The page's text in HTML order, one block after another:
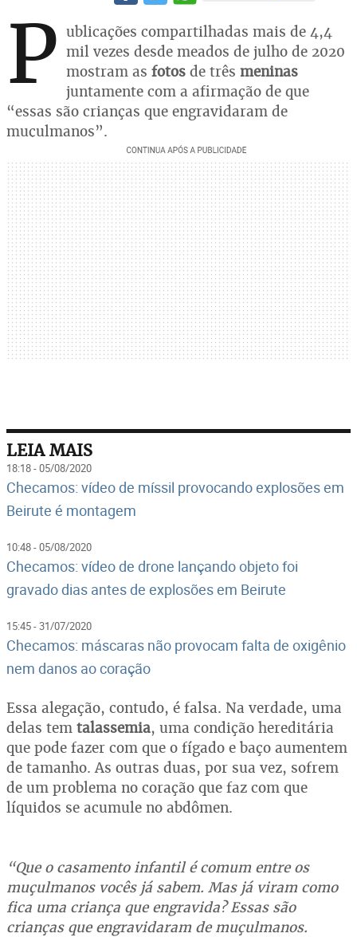
P ublicações compartilhadas mais de 4,4
mil vezes desde meados de julho de 2020
mostram as fotos de três meninas
juntamente com a afirmação de que
“essas são crianças que engravidaram de
muçulmanos”.
LEIA MAIS
18:18 - 05/08/2020
Checamos: vídeo de míssil provocando explosões em
Beirute é montagem
10:48 - 05/08/2020
Checamos: vídeo de drone lançando objeto foi
gravado dias antes de explosões em Beirute
15:45 - 31/07/2020
Checamos: máscaras não provocam falta de oxigênio
nem danos ao coração
Essa alegação, contudo, é falsa. Na verdade, uma
delas tem talassemia, uma condição hereditária
que pode fazer com que o fígado e baço aumentem
de tamanho. As outras duas, por sua vez, sofrem
de um problema no coração que faz com que
líquidos se acumule no abdômen.
“Que o casamento infantil é comum entre os
muçulmanos vocês já sabem. Mas já viram como
fica uma criança que engravida? Essas são
crianças que engravidaram de muçulmanos.